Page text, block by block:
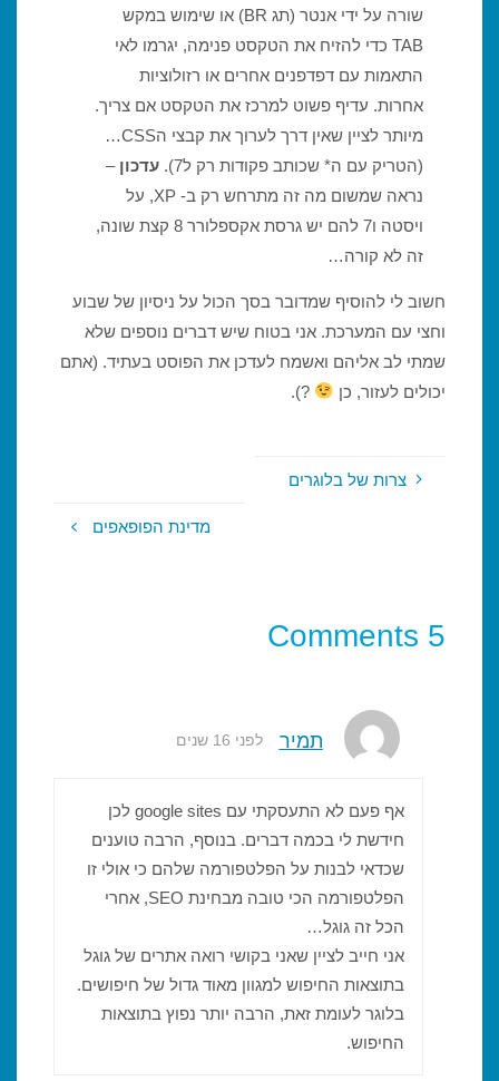
שורה על ידי אנטר (תג BR) או שימוש במקש
TAB כדי להזיח את הטקסט פנימה, יגרמו לאי
התאמות עם דפדפנים אחרים או רזולוציות
אחרות. עדיף פשוט למרכז את הטקסט אם צריך.
מיותר לציין שאין דרך לערוך את קבצי הCSS…
(הטריק עם ה* שכותב פקודות רק ל7).
עדכון –
נראה שמשום מה זה מתרחש רק ב- XP, על
ויסטה ו7 להם יש גרסת אקספלורר 8 קצת שונה,
זה לא קורה…
חשוב לי להוסיף שמדובר בסך הכול על ניסיון של שבוע
וחצי עם המערכת. אני בטוח שיש דברים נוספים שלא
שמתי לב אליהם ואשמח לעדכן את הפוסט בעתיד. (אתם
יכולים לעזור, כן
?).
צרות של בלוגרים
מדינת הפופאפים
5 Comments
תמיר לפני 16 שנים
אף פעם לא התעסקתי עם google sites לכן
חידשת לי בכמה דברים. בנוסף, הרבה טוענים
שכדאי לבנות על הפלטפורמה שלהם כי אולי זו
הפלטפורמה הכי טובה מבחינת SEO, אחרי
הכל זה גוגל…
אני חייב לציין שאני בקושי רואה אתרים של גוגל
בתוצאות החיפוש למגוון מאוד גדול של חיפושים.
בלוגר לעומת זאת, הרבה יותר נפוץ בתוצאות
החיפוש.